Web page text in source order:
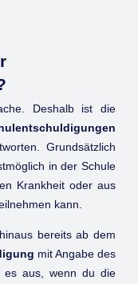
Deshalb ist die
Grundsätzlich
in der Schule
Krankheit oder aus
kann.
bereits ab dem
mit Angabe des
es aus, wenn du die